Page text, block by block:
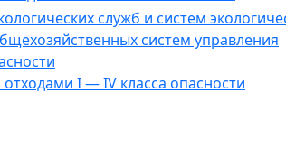
служб и систем
систем управления
I — IV класса опасности